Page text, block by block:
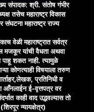
संपादक: श्री. संतोष गंभीर
तसेच महाराष्ट्र विकास
संघटना महाराष्ट्र राज्य
वेळी महाराष्ट्रात सर्वत्र
मजकूर यांची वैधता अथवा
शकत नाही. त्यामुळे
कोणत्याही विषयाला तरुण
प्रतिनिधी व
आँनलाईन ई-वृत्तपत्र वर
काही वाद उद्भवल्यास तो
न्यायक्षेत्र)